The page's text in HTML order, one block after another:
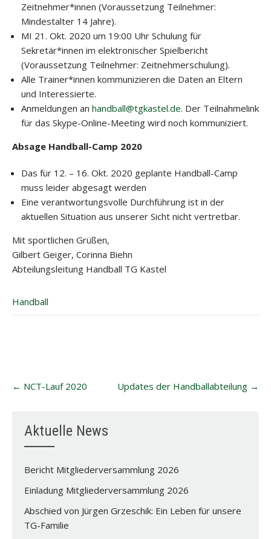
Zeitnehmer*innen (Voraussetzung Teilnehmer:
Mindestalter 14 Jahre).
MI 21. Okt. 2020 um 19:00 Uhr Schulung für
Sekretär*innen im elektronischer Spielbericht
(Voraussetzung Teilnehmer: Zeitnehmerschulung).
Alle Trainer*innen kommunizieren die Daten an Eltern
und Interessierte.
Anmeldungen an handball@tgkastel.de. Der Teilnahmelink
für das Skype-Online-Meeting wird noch kommuniziert.
Absage Handball-Camp 2020
Das für 12. – 16. Okt. 2020 geplante Handball-Camp
muss leider abgesagt werden
Eine verantwortungsvolle Durchführung ist in der
aktuellen Situation aus unserer Sicht nicht vertretbar.
Mit sportlichen Grüßen,
Gilbert Geiger, Corinna Biehn
Abteilungsleitung Handball TG Kastel
Handball
navigation
← NCT-Lauf 2020 Updates der Handballabteilung →
Aktuelle News
Bericht Mitgliederversammlung 2026
Einladung Mitgliederversammlung 2026
Abschied von Jürgen Grzeschik: Ein Leben für unsere
TG-Familie